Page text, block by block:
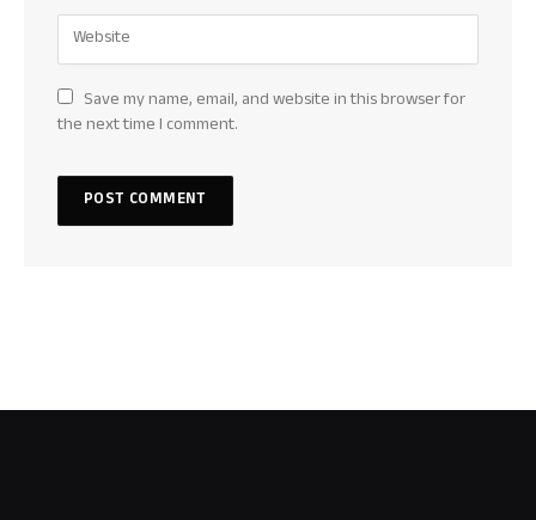
Save my name, email, and website in this browser for
the next time I comment.